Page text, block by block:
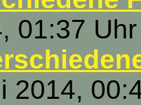
01:37 Uhr
2014,